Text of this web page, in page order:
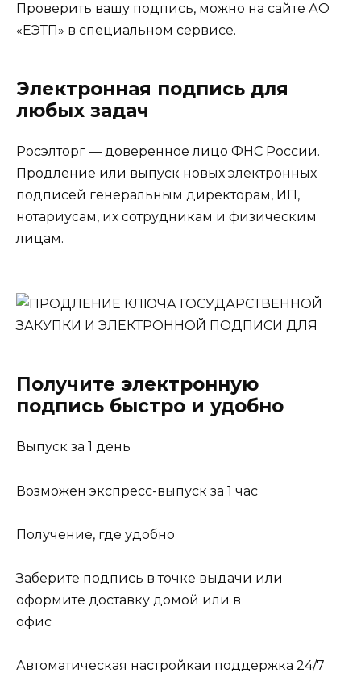
Проверить вашу подпись, можно на сайте АО
«ЕЭТП» в специальном сервисе.
Электронная подпись для
любых задач
Росэлторг — доверенное лицо ФНС России.
Продление или выпуск новых электронных
подписей генеральным директорам, ИП,
нотариусам, их сотрудникам и физическим
лицам.
Получите электронную
подпись быстро и удобно
Выпуск за 1 день
Возможен экспресс-выпуск за 1 час
Получение, где удобно
Заберите подпись в точке выдачи или
оформите доставку домой или в
офис
Автоматическая настройкаи поддержка 24/7